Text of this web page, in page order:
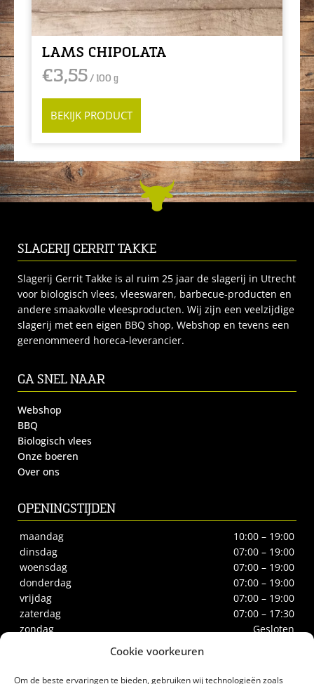
Cookie voorkeuren
Om de beste ervaringen te bieden, gebruiken wij technologieën zoals
LAMS CHIPOLATA
€3,55/ 100 g
BEKIJK PRODUCT
SLAGERIJ GERRIT TAKKE
Slagerij Gerrit Takke is al ruim 25 jaar de slagerij in Utrecht
voor biologisch vlees, vleeswaren, barbecue-producten en
andere smaakvolle vleesproducten. Wij zijn een veelzijdige
slagerij met een eigen BBQ shop, Webshop en tevens een
gerenommeerd horeca-leverancier.
GA SNEL NAAR
Webshop
BBQ
Biologisch vlees
Onze boeren
Over ons
OPENINGSTIJDEN
maandag
10:00 – 19:00
dinsdag
07:00 – 19:00
woensdag
07:00 – 19:00
donderdag
07:00 – 19:00
vrijdag
07:00 – 19:00
zaterdag
07:00 – 17:30
zondag
Gesloten